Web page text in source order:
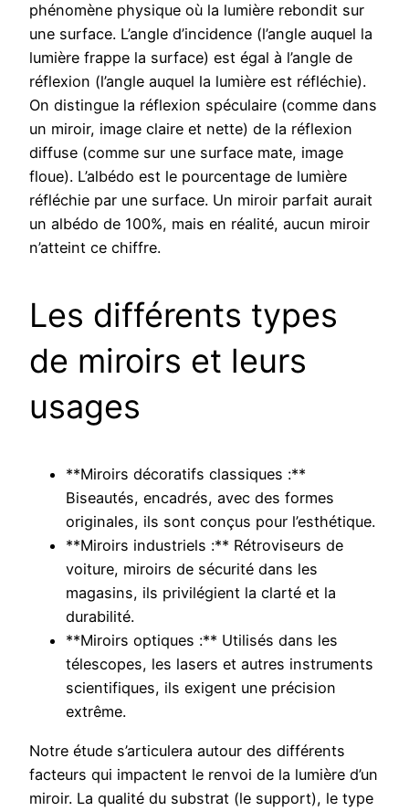
phénomène physique où la lumière rebondit sur
une surface. L’angle d’incidence (l’angle auquel la
lumière frappe la surface) est égal à l’angle de
réflexion (l’angle auquel la lumière est réfléchie).
On distingue la réflexion spéculaire (comme dans
un miroir, image claire et nette) de la réflexion
diffuse (comme sur une surface mate, image
floue). L’albédo est le pourcentage de lumière
réfléchie par une surface. Un miroir parfait aurait
un albédo de 100%, mais en réalité, aucun miroir
n’atteint ce chiffre.
Les différents types
de miroirs et leurs
usages
**Miroirs décoratifs classiques :**
Biseautés, encadrés, avec des formes
originales, ils sont conçus pour l’esthétique.
**Miroirs industriels :** Rétroviseurs de
voiture, miroirs de sécurité dans les
magasins, ils privilégient la clarté et la
durabilité.
**Miroirs optiques :** Utilisés dans les
télescopes, les lasers et autres instruments
scientifiques, ils exigent une précision
extrême.
Notre étude s’articulera autour des différents
facteurs qui impactent le renvoi de la lumière d’un
miroir. La qualité du substrat (le support), le type